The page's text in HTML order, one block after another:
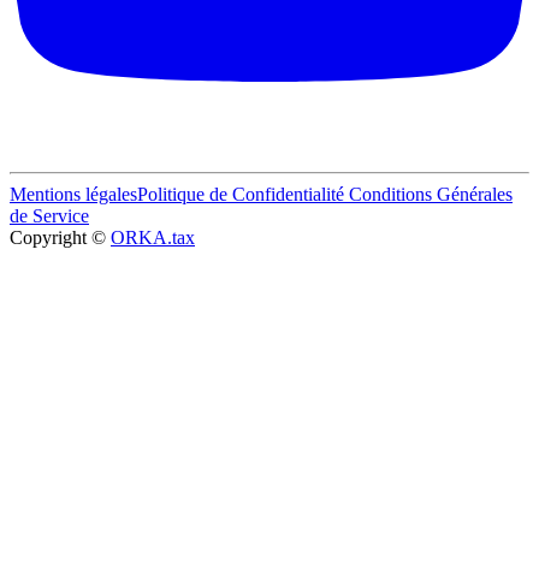
Mentions légalesPolitique de Confidentialité Conditions Générales
de Service
Copyright © ORKA.tax